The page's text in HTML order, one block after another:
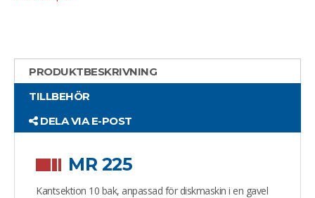
PRODUKTBESKRIVNING
TILLBEHÖR
DELA VIA E-POST
MR 225
Kantsektion 10 bak, anpassad för diskmaskin i en gavel